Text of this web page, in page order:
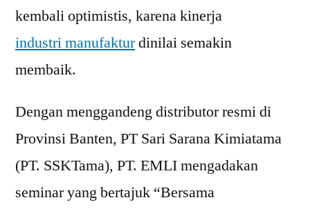
kembali optimistis, karena kinerja
industri manufakturdinilai semakin
membaik.
Dengan menggandeng distributor resmi di
Provinsi Banten, PT Sari Sarana Kimiatama
(PT. SSKTama), PT. EMLI mengadakan
seminar yang bertajuk “Bersama